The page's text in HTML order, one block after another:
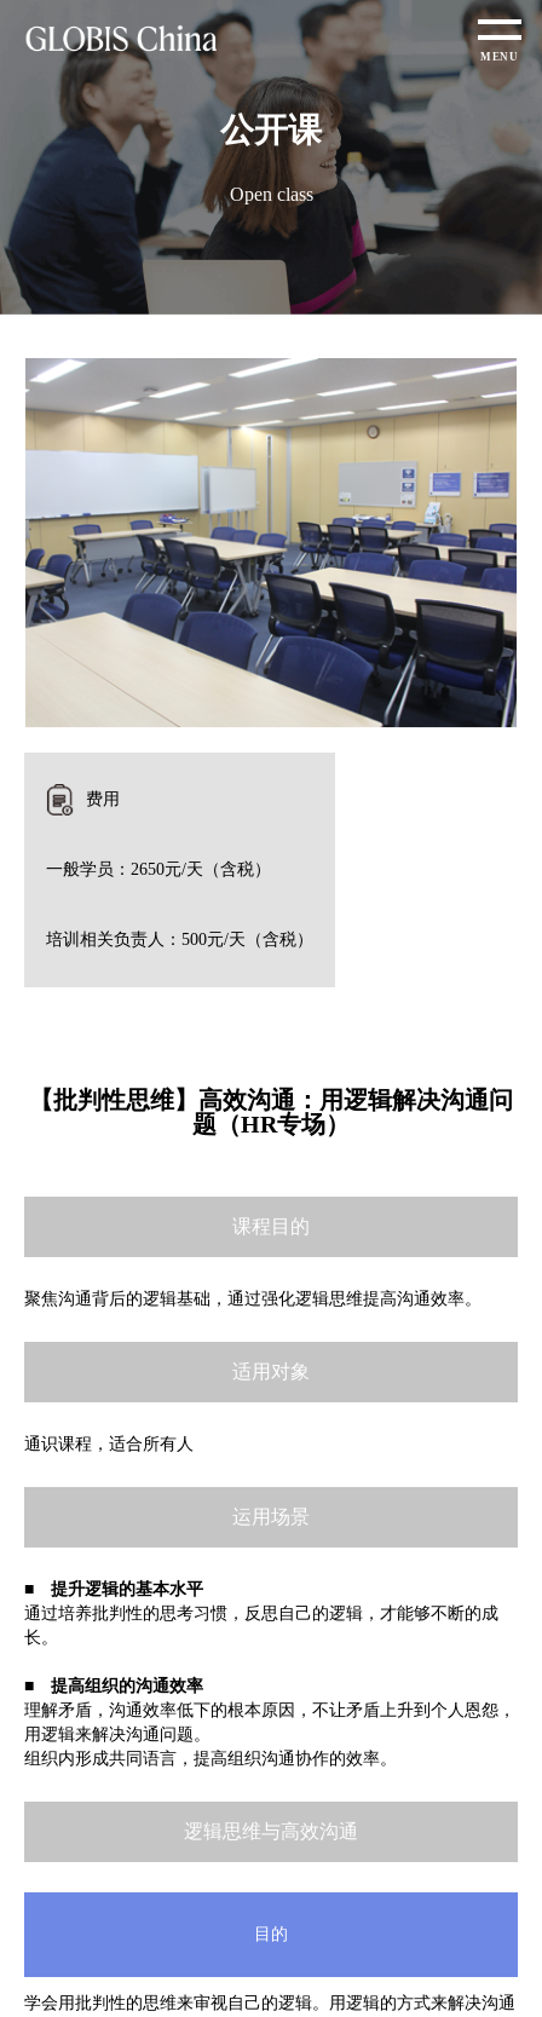
公开课
Open class
费用
一般学员：2650元/天（含税）
培训相关负责人：500元/天（含税）
【批判性思维】高效沟通：用逻辑解决沟通问
题（HR专场）
课程目的
聚焦沟通背后的逻辑基础，通过强化逻辑思维提高沟通效率。
适用对象
通识课程，适合所有人
运用场景
■ 提升逻辑的基本水平
通过培养批判性的思考习惯，反思自己的逻辑，才能够不断的成
长。
■ 提高组织的沟通效率
理解矛盾，沟通效率低下的根本原因，不让矛盾上升到个人恩怨，
用逻辑来解决沟通问题。
组织内形成共同语言，提高组织沟通协作的效率。
逻辑思维与高效沟通
目的
学会用批判性的思维来审视自己的逻辑。用逻辑的方式来解决沟通